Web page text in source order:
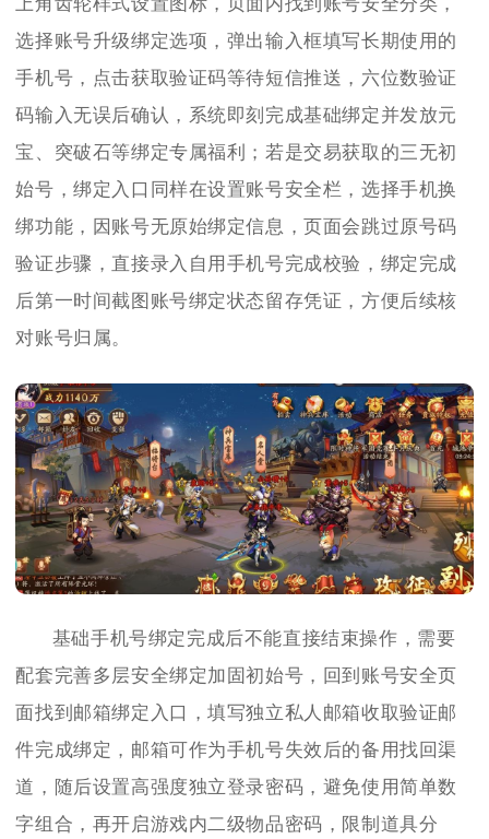
选择账号升级绑定选项，弹出输入框填写长期使用的
手机号，点击获取验证码等待短信推送，六位数验证
码输入无误后确认，系统即刻完成基础绑定并发放元
宝、突破石等绑定专属福利；若是交易获取的三无初
始号，绑定入口同样在设置账号安全栏，选择手机换
绑功能，因账号无原始绑定信息，页面会跳过原号码
验证步骤，直接录入自用手机号完成校验，绑定完成
后第一时间截图账号绑定状态留存凭证，方便后续核
对账号归属。
基础手机号绑定完成后不能直接结束操作，需要
配套完善多层安全绑定加固初始号，回到账号安全页
面找到邮箱绑定入口，填写独立私人邮箱收取验证邮
件完成绑定，邮箱可作为手机号失效后的备用找回渠
道，随后设置高强度独立登录密码，避免使用简单数
字组合，再开启游戏内二级物品密码，限制道具分